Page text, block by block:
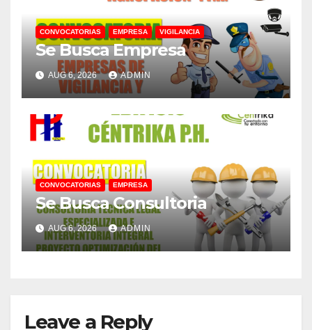
CONVOCATORIAS EMPRESA VIGILANCIA
Se Busca Empresa
AUG 6, 2026 ADMIN
CONVOCATORIAS EMPRESA
Se Busca Consultoria
AUG 6, 2026 ADMIN
Leave a Reply